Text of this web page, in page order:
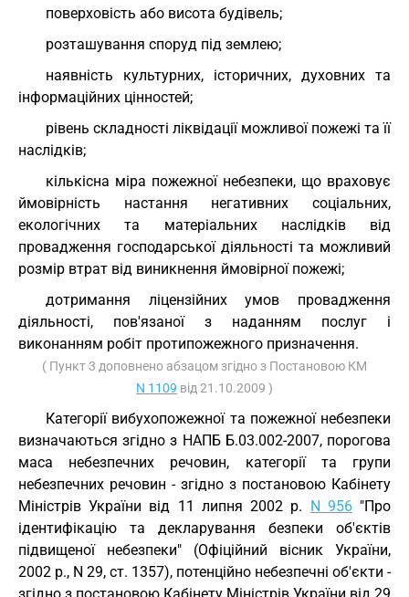
поверховість або висота будівель;
розташування споруд під землею;
наявність культурних, історичних, духовних та
інформаційних цінностей;
рівень складності ліквідації можливої пожежі та її
наслідків;
кількісна міра пожежної небезпеки, що враховує
ймовірність настання негативних соціальних,
екологічних та матеріальних наслідків від
провадження господарської діяльності та можливий
розмір втрат від виникнення ймовірної пожежі;
дотримання ліцензійних умов провадження
діяльності, пов'язаної з наданням послуг і
виконанням робіт протипожежного призначення.
( Пункт 3 доповнено абзацом згідно з Постановою КМ
N 1109 від 21.10.2009 )
Категорії вибухопожежної та пожежної небезпеки
визначаються згідно з НАПБ Б.03.002-2007, порогова
маса небезпечних речовин, категорії та групи
небезпечних речовин - згідно з постановою Кабінету
Міністрів України від 11 липня 2002 р. N 956"Про
ідентифікацію та декларування безпеки об'єктів
підвищеної небезпеки" (Офіційний вісник України,
2002 р., N 29, ст. 1357), потенційно небезпечні об'єкти -